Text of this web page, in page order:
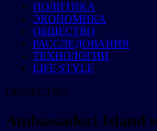
ПОЛИТИКА
ЭКОНОМИКА
ОБЩЕСТВО
РАССЛЕДОВАНИЯ
ТЕХНОЛОГИИ
LIFE STYLE
ОБЩЕСТВО
Ambassadori Island